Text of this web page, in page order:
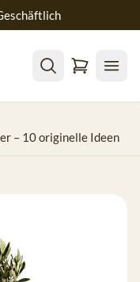
– 10 originelle Ideen